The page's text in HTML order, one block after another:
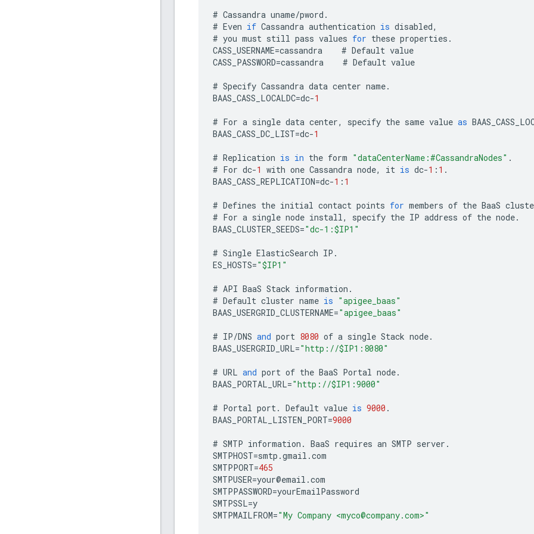
# Cassandra uname/pword .
# Even if Cassandra authentication is disabled,
# you must still pass values for these properties .
CASS_USERNAME=cassandra # Default value
CASS_PASSWORD=cassandra # Default value
# Specify Cassandra data center name.
BAAS_CASS_LOCALDC=dc-1
# For a single data center, specify the same value as
BAAS_CASS_DC_LIST=dc-1
# Replication is in the form "dataCenterName:#CassandraNodes" .
# For dc-1 with one Cassandra node, it is dc-1 : 1 .
BAAS_CASS_REPLICATION=dc-1 : 1
# Defines the initial contact points for members of the BaaS
# For a single node install, specify the IP address of the node.
BAAS_CLUSTER_SEEDS="dc-1:$IP1"
# Single ElasticSearch IP .
ES_HOSTS="$IP1"
# API BaaS Stack information .
# Default cluster name is "apigee_baas"
BAAS_USERGRID_CLUSTERNAME="apigee_baas"
# IP/DNS and port 8080 of a single Stack node.
BAAS_USERGRID_URL="http://$IP1:8080"
# URL and port of the BaaS Portal node.
BAAS_PORTAL_URL="http://$IP1:9000"
# Portal port. Default value is 9000 .
BAAS_PORTAL_LISTEN_PORT=9000
# SMTP information . BaaS requires an SMTP server .
SMTPHOST=smtp .gmail .com
SMTPPORT=465
SMTPUSER=your@email .com
SMTPPASSWORD=yourEmailPassword
SMTPSSL=y
SMTPMAILFROM="My Company <myco@company.com>"